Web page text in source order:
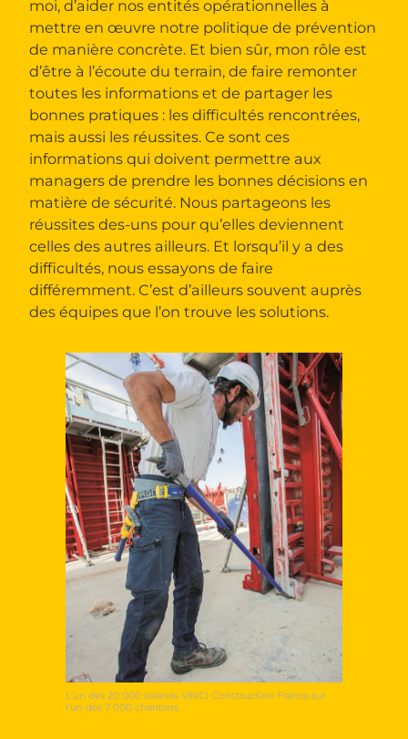
moi, d’aider nos entités opérationnelles à
mettre en œuvre notre politique de prévention
de manière concrète. Et bien sûr, mon rôle est
d’être à l’écoute du terrain, de faire remonter
toutes les informations et de partager les
bonnes pratiques : les difficultés rencontrées,
mais aussi les réussites. Ce sont ces
informations qui doivent permettre aux
managers de prendre les bonnes décisions en
matière de sécurité. Nous partageons les
réussites des-uns pour qu’elles deviennent
celles des autres ailleurs. Et lorsqu’il y a des
difficultés, nous essayons de faire
différemment. C’est d’ailleurs souvent auprès
des équipes que l’on trouve les solutions.
L'un des 20 000 salariés VINCI Construction France sur
l'un des 7 000 chantiers